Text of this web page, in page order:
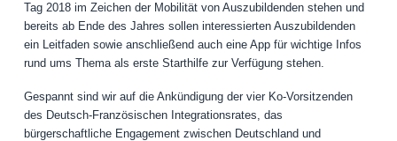
Tag 2018 im Zeichen der Mobilität von Auszubildenden stehen und
bereits ab Ende des Jahres sollen interessierten Auszubildenden
ein Leitfaden sowie anschließend auch eine App für wichtige Infos
rund ums Thema als erste Starthilfe zur Verfügung stehen.
Gespannt sind wir auf die Ankündigung der vier Ko-Vorsitzenden
des Deutsch-Französischen Integrationsrates, das
bürgerschaftliche Engagement zwischen Deutschland und